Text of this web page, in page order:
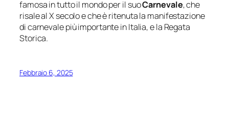
famosa in tutto il mondo per il suoCarnevale, che
risale al X secolo e che è ritenuta la manifestazione
di carnevale più importante in Italia, e la Regata
Storica.
Febbraio 6, 2025